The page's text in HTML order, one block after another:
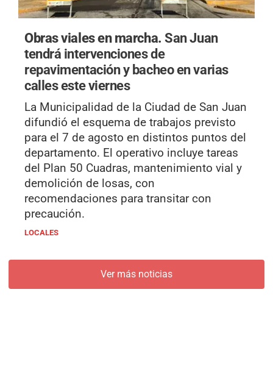
Obras viales en marcha.San Juan
tendrá intervenciones de
repavimentación y bacheo en varias
calles este viernes
La Municipalidad de la Ciudad de San Juan
difundió el esquema de trabajos previsto
para el 7 de agosto en distintos puntos del
departamento. El operativo incluye tareas
del Plan 50 Cuadras, mantenimiento vial y
demolición de losas, con
recomendaciones para transitar con
precaución.
LOCALES
Ver más noticias